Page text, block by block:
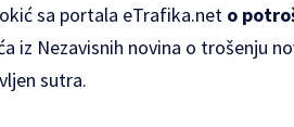
sa portala eTrafika.net o
iz Nezavisnih novina o trošenju
sutra.